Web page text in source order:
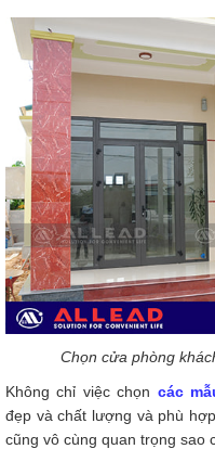
Chọn cửa phòng
Không chỉ việc chọn các
đẹp và chất lượng và phù
cũng vô cùng quan trọng sao